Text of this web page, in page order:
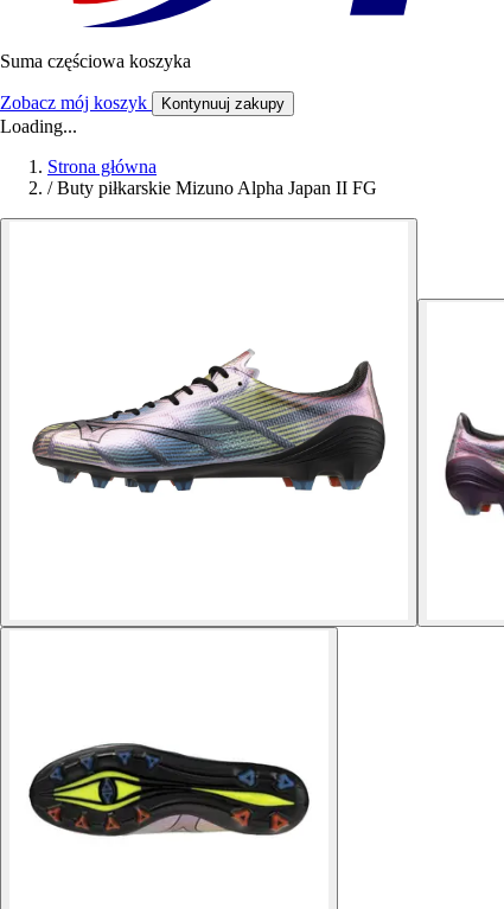
Suma częściowa koszyka
Zobacz mój koszyk Kontynuuj zakupy
Loading...
Strona główna
/ Buty piłkarskie Mizuno Alpha Japan II FG